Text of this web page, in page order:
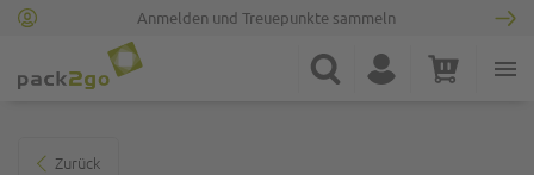
Anmelden und Treuepunkte sammeln
Suche Konto Warenkorb
Zurück